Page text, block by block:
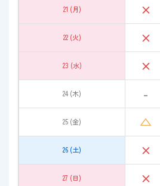
21 (月) ×
22 (火) ×
23 (水) ×
24 (木) -
25 (金) △
26 (土) ×
27 (日) ×